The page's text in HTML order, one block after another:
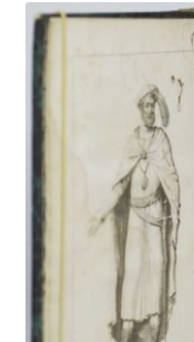
Informations pratiques
Informations pratiques
Catalogues